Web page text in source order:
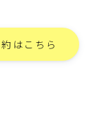
はこちら